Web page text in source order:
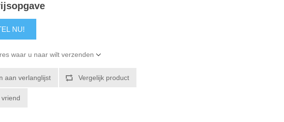
NU!
waar u naar wilt verzenden
aan verlanglijst Vergelijk product